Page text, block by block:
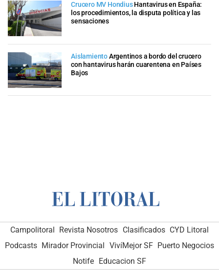
Crucero MV Hondius Hantavirus en España:
los procedimientos, la disputa política y las
sensaciones
AislamientoArgentinos a bordo del crucero
con hantavirus harán cuarentena en Países
Bajos
Campolitoral Revista Nosotros Clasificados CYD Litoral
Podcasts Mirador Provincial VivíMejor SF Puerto Negocios
Notife Educacion SF